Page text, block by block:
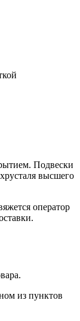
Подвески
высшего
оператор
из пунктов